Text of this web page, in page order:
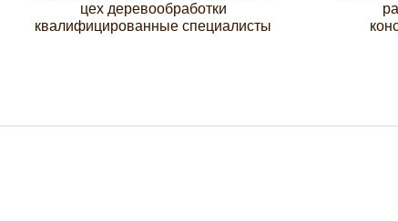
цех деревообработки
квалифицированные специалисты